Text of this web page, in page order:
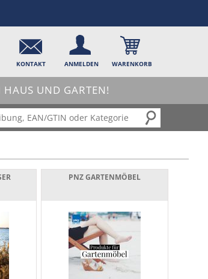
KONTAKT ANMELDEN WARENKORB
UND GARTEN!
PNZ GARTENMÖBEL